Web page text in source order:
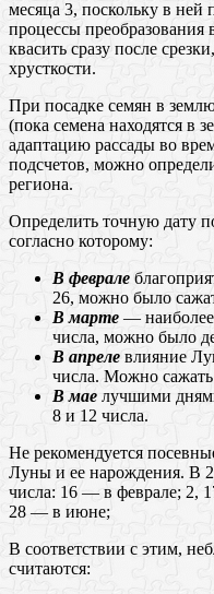
месяца 3, поскольку в
процессы преобразования
квасить сразу после
хрусткости.
При посадке семян в
(пока семена находятся в
адаптацию рассады во
подсчетов, можно
региона.
Определить точную дату
согласно которому:
В феврале
26, можно было
В марте —
числа, можно было
В апреле влияние
числа. Можно
В мае лучшими
8 и 12 числа.
Не рекомендуется
Луны и ее нарождения. В
числа: 16 — в феврале; 2,
28 — в июне;
В соответствии с этим,
считаются: